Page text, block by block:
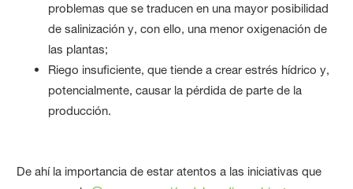
problemas que se traducen en una mayor posibilidad
de salinización y, con ello, una menor oxigenación de
las plantas;
Riego insuficiente, que tiende a crear estrés hídrico y,
potencialmente, causar la pérdida de parte de la
producción.
De ahí la importancia de estar atentos a las iniciativas que